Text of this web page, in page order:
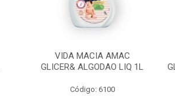
VIDA MACIA AMAC
GLICER& ALGODAO LIQ 1L
Código: 6100